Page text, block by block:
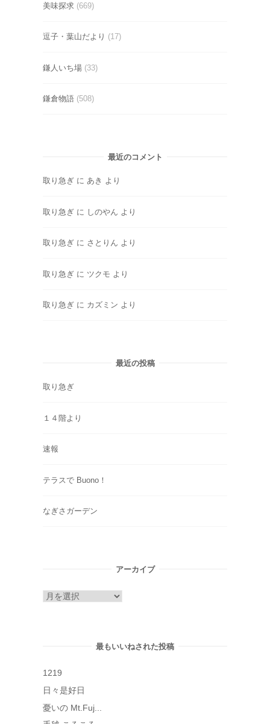
美味探求 (669)
逗子・葉山だより (17)
鎌人いち場 (33)
鎌倉物語 (508)
最近のコメント
取り急ぎ に あき より
取り急ぎ に しのやん より
取り急ぎ に さとりん より
取り急ぎ に ツクモ より
取り急ぎ に カズミン より
最近の投稿
取り急ぎ
１４階より
速報
テラスで Buono！
なぎさガーデン
アーカイブ
ア
最もいいねされた投稿
1219
日々是好日
憂いの Mt.Fuj...